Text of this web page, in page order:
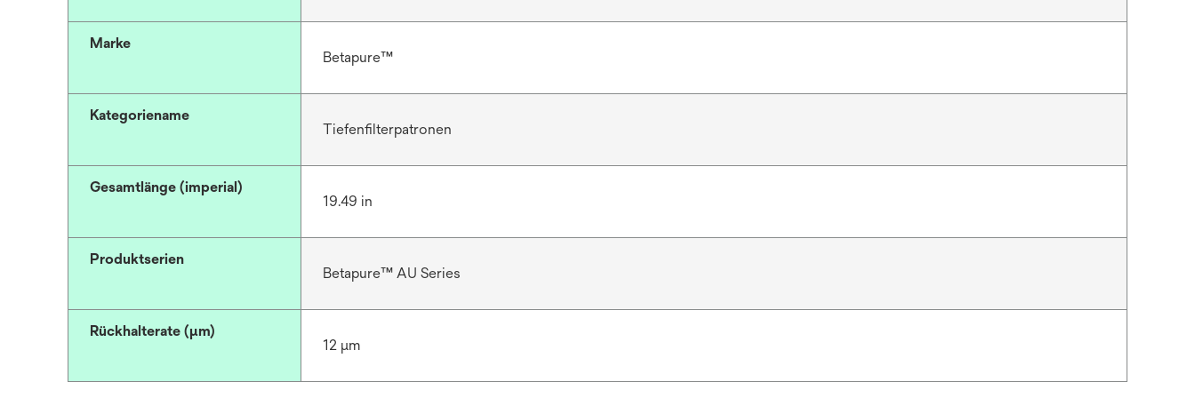
Marke
Betapure™
Kategoriename
Tiefenfilterpatronen
Gesamtlänge (imperial)
19.49 in
Produktserien
Betapure™ AU Series
Rückhalterate (µm)
12 μm